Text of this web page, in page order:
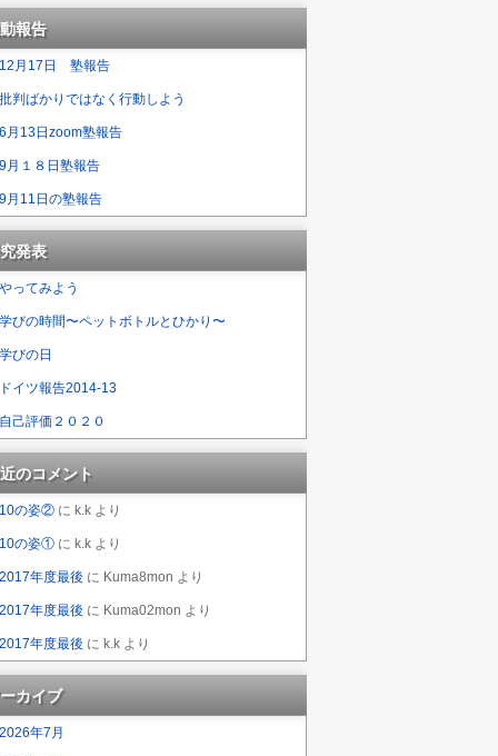
報告
12月17日 塾報告
批判ばかりではなく行動しよう
6月13日zoom塾報告
9月１８日塾報告
9月11日の塾報告
発表
やってみよう
学びの時間〜ペットボトルとひかり〜
学びの日
ドイツ報告2014-13
自己評価２０２０
のコメント
10の姿② に k.k より
10の姿① に k.k より
2017年度最後 に Kuma8mon より
2017年度最後 に Kuma02mon より
2017年度最後 に k.k より
カイブ
2026年7月